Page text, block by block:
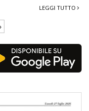
LEGGI TUTTO